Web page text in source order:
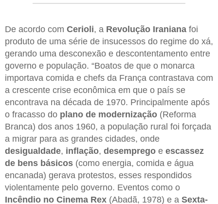
De acordo com Cerioli, a Revolução Iraniana foi
produto de uma série de insucessos do regime do xá,
gerando uma desconexão e descontentamento entre
governo e população. “Boatos de que o monarca
importava comida e chefs da França contrastava com
a crescente crise econômica em que o país se
encontrava na década de 1970. Principalmente após
o fracasso do plano de modernização (Reforma
Branca) dos anos 1960, a população rural foi forçada
a migrar para as grandes cidades, onde
desigualdade, inflação, desemprego e escassez
de bens básicos (como energia, comida e água
encanada) gerava protestos, esses respondidos
violentamente pelo governo. Eventos como o
Incêndio no Cinema Rex (Abadã, 1978) e a Sexta-